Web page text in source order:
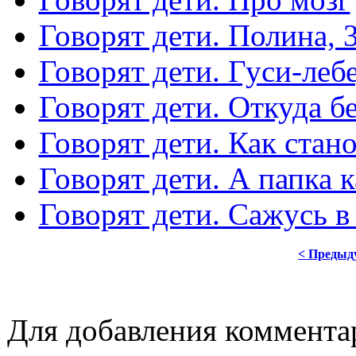
Говорят дети. Полина,
Говорят дети. Гуси-
Говорят дети. Откуда
Говорят дети. Как
Говорят дети. А папка
Говорят дети. Сажусь
<
Для добавления